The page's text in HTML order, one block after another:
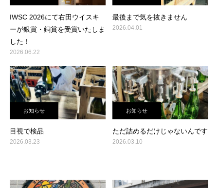
IWSC 2026にて右田ウイスキ
ーが銀賞・銅賞を受賞いたしま
した！
2026.06.22
最後まで気を抜きません
2026.04.01
お知らせ
目視で検品
2026.03.23
お知らせ
ただ詰めるだけじゃないんです
2026.03.10